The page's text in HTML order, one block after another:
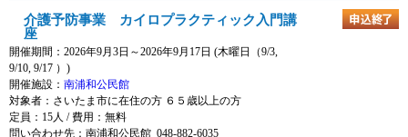
介護予防事業 カイロプラクティック入門講
座
開催期間：2026年9月3日～2026年9月17日 (木曜日（9/3,
9/10, 9/17 ）)
開催施設： 南浦和公民館
対象者： さいたま市に在住の方 ６５歳以上の方
定員：15人 / 費用： 無料
問い合わせ先：南浦和公民館 048-882-6035